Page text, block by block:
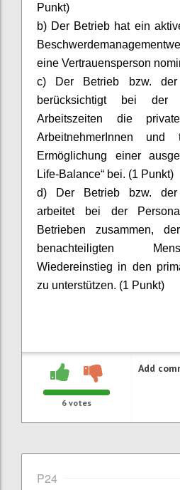
Punkt)
b) Der Betrieb hat ein
eine Vertrauensperson
c) Der Betrieb bzw. der
berücksichtigt bei der
Arbeitszeiten die
ArbeitnehmerInnen und
Ermöglichung einer
Life-Balance“ bei. (1 Punkt)
d) Der Betrieb bzw. der
arbeitet bei der
Betrieben zusammen,
benachteiligten
Wiedereinstieg in den
zu unterstützen. (1 Punkt)
6 votes
Add
P24